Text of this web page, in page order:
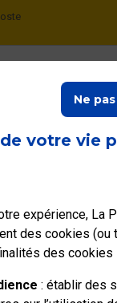
votre vie
expérience, La
des cookies (ou
des cookies
: établir des
Ne